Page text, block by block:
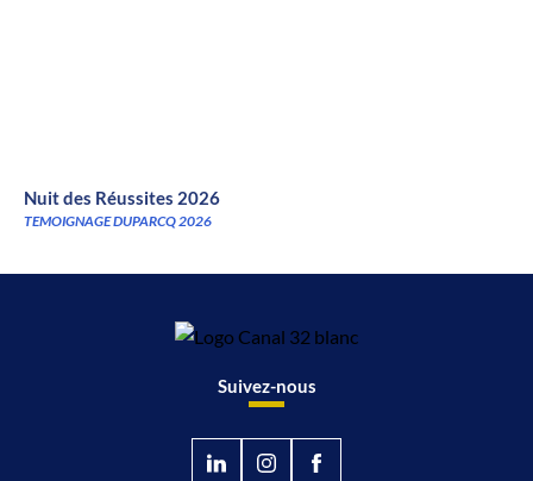
Nuit des Réussites 2026
TEMOIGNAGE DUPARCQ 2026
Suivez-nous